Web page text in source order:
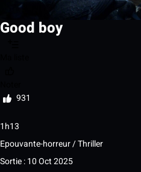
Good boy
931
1h13
Epouvante-horreur / Thriller
Sortie : 10 Oct 2025